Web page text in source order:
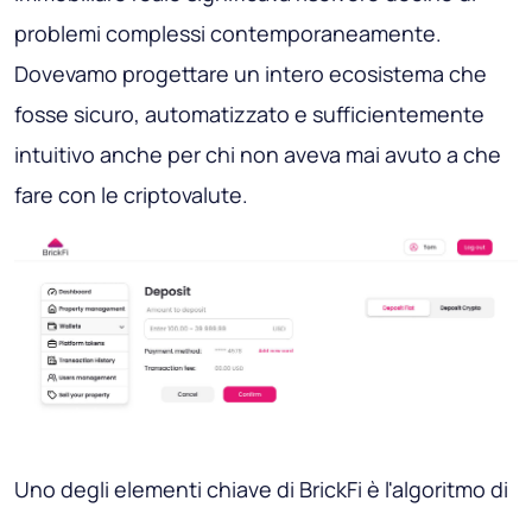
problemi complessi contemporaneamente.
Dovevamo progettare un intero ecosistema che
fosse sicuro, automatizzato e sufficientemente
intuitivo anche per chi non aveva mai avuto a che
fare con le criptovalute.
Uno degli elementi chiave di BrickFi è l'algoritmo di